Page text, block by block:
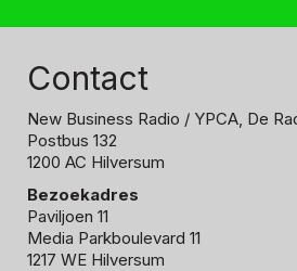
Contact
New Business Radio / YPCA, De
Postbus 132
1200 AC Hilversum
Bezoekadres
Paviljoen 11
Media Parkboulevard 11
1217 WE Hilversum